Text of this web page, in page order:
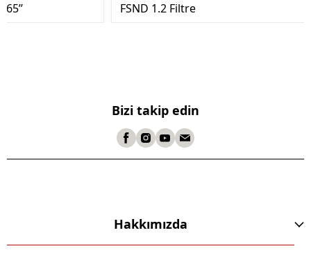
FSND 1.2 Filtre
Bizi takip edin
Hakkımızda